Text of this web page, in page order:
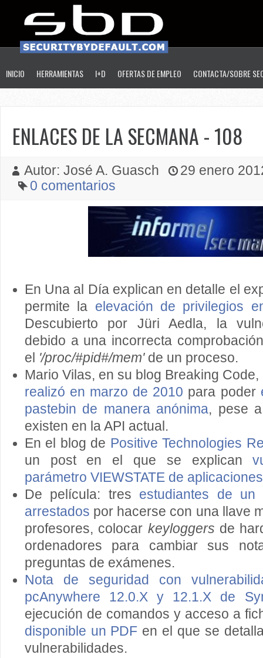
INICIO HERRAMIENTAS I+D OFERTAS DE EMPLEO CONTACTA/SOBRE
ENLACES DE LA SECMANA - 108
Autor: José A. Guasch
29 enero
0 comentarios
En Una al Día explican en detalle el
permite la elevación de privilegios
Descubierto por Jüri Aedla, la
debido a una incorrecta
el '/proc/#pid#/mem'de un proceso.
Mario Vilas, en su blog Breaking
realizó en marzo de 2010 para poder
pastebin de manera anónima, pese
existen en la API actual.
En el blog de Positive Technologies
un post en el que se explican
parámetro VIEWSTATE de
De película: tres estudiantes de un
arrestados por hacerse con una llave
profesores, colocar keyloggers de
ordenadores para cambiar sus
preguntas de exámenes.
Nota de seguridad con
pcAnywhere 12.0.X y 12.1.X de
ejecución de comandos y acceso a
disponible un PDF en el que se
vulnerabilidades.